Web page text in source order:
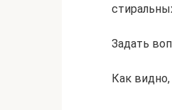
Задать
Как